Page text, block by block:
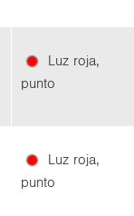
Luz roja,
punto
Luz roja,
punto